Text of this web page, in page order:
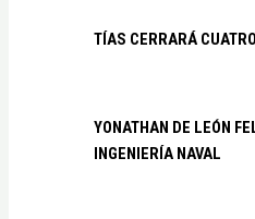
TÍAS CERRARÁ
YONATHAN DE LEÓN
INGENIERÍA NAVAL